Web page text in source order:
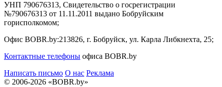
УНП 790676313, Свидетельство о госрегистрации
№790676313 от 11.11.2011 выдано Бобруйским
горисполкомом;
Офис BOBR.by:213826, г. Бобруйск, ул. Карла Либкнехта, 25;
Контактные телефоны офиса BOBR.by
Написать письмо О нас Реклама
© 2006-2026 «BOBR.by»